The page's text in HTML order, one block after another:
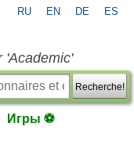
RU EN DE ES
'Academic'
Recherche!
Игры ⚽